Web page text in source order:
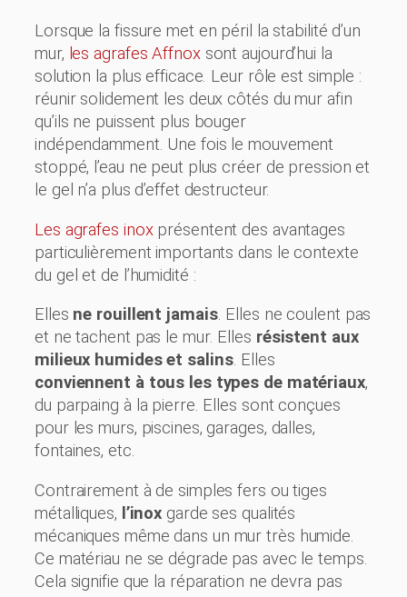
Lorsque la fissure met en péril la stabilité d’un
mur, les agrafes Affnoxsont aujourd’hui la
solution la plus efficace. Leur rôle est simple :
réunir solidement les deux côtés du mur afin
qu’ils ne puissent plus bouger
indépendamment. Une fois le mouvement
stoppé, l’eau ne peut plus créer de pression et
le gel n’a plus d’effet destructeur.
Les agrafes inoxprésentent des avantages
particulièrement importants dans le contexte
du gel et de l’humidité :
Elles ne rouillent jamais. Elles ne coulent pas
et ne tachent pas le mur. Elles résistent aux
milieux humides et salins. Elles
conviennent à tous les types de matériaux,
du parpaing à la pierre. Elles sont conçues
pour les murs, piscines, garages, dalles,
fontaines, etc.
Contrairement à de simples fers ou tiges
métalliques, l’inox garde ses qualités
mécaniques même dans un mur très humide.
Ce matériau ne se dégrade pas avec le temps.
Cela signifie que la réparation ne devra pas